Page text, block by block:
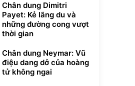
Chân dung Dimitri
Payet: Kẻ lãng du và
những đường cong vượt
thời gian
Chân dung Neymar: Vũ
điệu dang dở của hoàng
tử không ngai